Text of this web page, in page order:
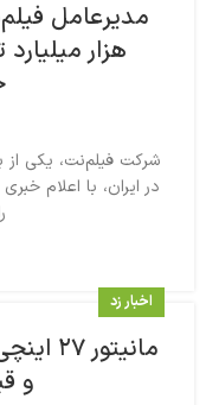
مدیرعامل
هزار
شرکت فیلم‌نت، یکی از
در ایران، با اعلام
اخبار زد
و